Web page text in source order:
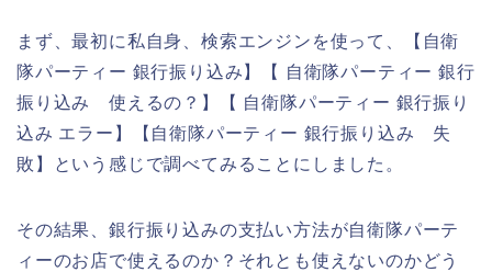
まず、最初に私自身、検索エンジンを使って、【自衛
隊パーティー 銀行振り込み】【 自衛隊パーティー 銀行
振り込み 使えるの？】【 自衛隊パーティー 銀行振り
込み エラー】【自衛隊パーティー 銀行振り込み 失
敗】という感じで調べてみることにしました。
その結果、銀行振り込みの支払い方法が自衛隊パーテ
ィーのお店で使えるのか？それとも使えないのかどう